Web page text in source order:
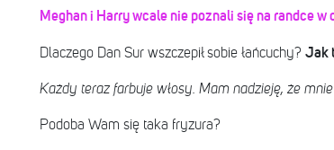
Meghan i Harry wcale nie poznali się na randce w
Dlaczego Dan Sur wszczepił sobie łańcuchy? Jak
Każdy teraz farbuje włosy. Mam nadzieję, że
Podoba Wam się taka fryzura?